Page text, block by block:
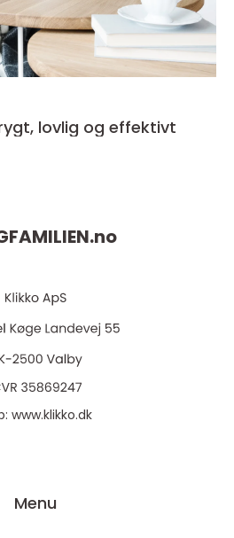
lovlig og effektivt
no
www.klikko.dk
Menu